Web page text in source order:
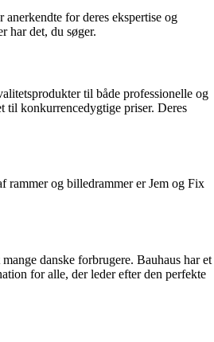
for deres ekspertise og
har det, du søger.
til både professionelle og
konkurrencedygtige priser. Deres
rammer og billedrammer er Jem og Fix
danske forbrugere. Bauhaus har et
for alle, der leder efter den perfekte